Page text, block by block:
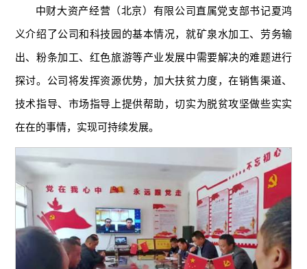
中财大资产经营（北京）有限公司直属党支部书记夏鸿
义介绍了公司和科技园的基本情况，就矿泉水加工、劳务输
出、粉条加工、红色旅游等产业发展中需要解决的难题进行
探讨。公司将发挥资源优势，加大扶贫力度，在销售渠道、
技术指导、市场指导上提供帮助，切实为脱贫攻坚做些实实
在在的事情，实现可持续发展。